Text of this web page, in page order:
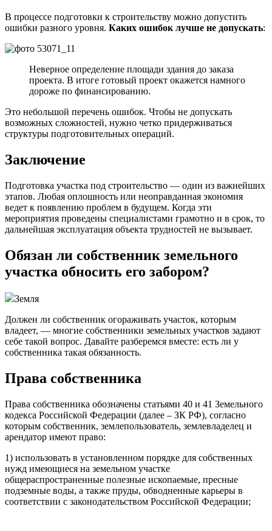
В процессе подготовки к строительству можно допустить
ошибки разного уровня. Каких ошибок лучше не допускать:
Неверное определение площади здания до заказа
проекта. В итоге готовый проект окажется намного
дороже по финансированию.
Это небольшой перечень ошибок. Чтобы не допускать
возможных сложностей, нужно четко придерживаться
структуры подготовительных операций.
Заключение
Подготовка участка под строительство — один из важнейших
этапов. Любая оплошность или неоправданная экономия
ведет к появлению проблем в будущем. Когда эти
мероприятия проведены специалистами грамотно и в срок, то
дальнейшая эксплуатация объекта трудностей не вызывает.
Обязан ли собственник земельного
участка обносить его забором?
Земля
Должен ли собственник огораживать участок, которым
владеет, — многие собственники земельных участков задают
себе такой вопрос. Давайте разберемся вместе: есть ли у
собственника такая обязанность.
Права собственника
Права собственника обозначены статьями 40 и 41 Земельного
кодекса Российской Федерации (далее – ЗК РФ), согласно
которым собственник, землепользователь, землевладелец и
арендатор имеют право:
1) использовать в установленном порядке для собственных
нужд имеющиеся на земельном участке
общераспространенные полезные ископаемые, пресные
подземные воды, а также пруды, обводненные карьеры в
соответствии с законодательством Российской Федерации;